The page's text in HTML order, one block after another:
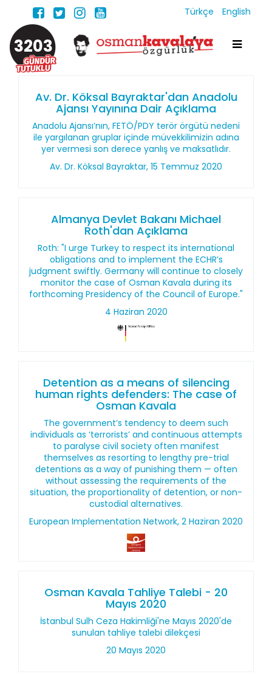
Türkçe English
3203
Av. Dr. Köksal Bayraktar'dan Anadolu
Ajansı Yayınına Dair Açıklama
Anadolu Ajansı’nın, FETÖ/PDY terör örgütü nedeni
ile yargılanan gruplar içinde müvekkilimizin adına
yer vermesi son derece yanlış ve maksatlıdır.
Av. Dr. Köksal Bayraktar, 15 Temmuz 2020
Almanya Devlet Bakanı Michael
Roth'dan Açıklama
Roth: "I urge Turkey to respect its international
obligations and to implement the ECHR’s
judgment swiftly. Germany will continue to closely
monitor the case of Osman Kavala during its
forthcoming Presidency of the Council of Europe."
4 Haziran 2020
Detention as a means of silencing
human rights defenders: The case of
Osman Kavala
The government’s tendency to deem such
individuals as ‘terrorists’ and continuous attempts
to paralyse civil society often manifest
themselves as resorting to lengthy pre-trial
detentions as a way of punishing them — often
without assessing the requirements of the
situation, the proportionality of detention, or non-
custodial alternatives.
European Implementation Network, 2 Haziran 2020
Osman Kavala Tahliye Talebi - 20
Mayıs 2020
İstanbul Sulh Ceza Hakimliği'ne Mayıs 2020'de
sunulan tahliye talebi dilekçesi
20 Mayıs 2020